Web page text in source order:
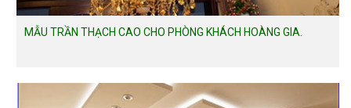
MẪU TRẦN THẠCH CAO CHO PHÒNG KHÁCH HOÀNG GIA.